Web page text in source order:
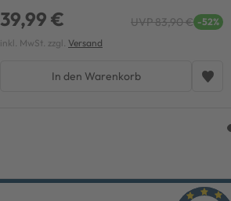
39,99 € UVP 83,90 € -52%
inkl. MwSt. zzgl. Versand
In den Warenkorb